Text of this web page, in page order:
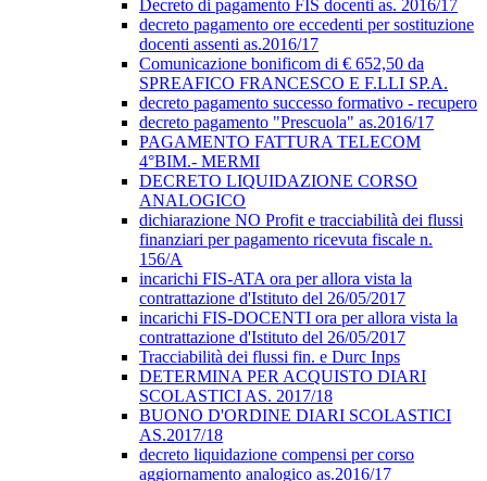
Decreto di pagamento FIS docenti as. 2016/17
decreto pagamento ore eccedenti per sostituzione
docenti assenti as.2016/17
Comunicazione bonificom di € 652,50 da
SPREAFICO FRANCESCO E F.LLI SP.A.
decreto pagamento successo formativo - recupero
decreto pagamento "Prescuola" as.2016/17
PAGAMENTO FATTURA TELECOM
4°BIM.- MERMI
DECRETO LIQUIDAZIONE CORSO
ANALOGICO
dichiarazione NO Profit e tracciabilità dei flussi
finanziari per pagamento ricevuta fiscale n.
156/A
incarichi FIS-ATA ora per allora vista la
contrattazione d'Istituto del 26/05/2017
incarichi FIS-DOCENTI ora per allora vista la
contrattazione d'Istituto del 26/05/2017
Tracciabilità dei flussi fin. e Durc Inps
DETERMINA PER ACQUISTO DIARI
SCOLASTICI AS. 2017/18
BUONO D'ORDINE DIARI SCOLASTICI
AS.2017/18
decreto liquidazione compensi per corso
aggiornamento analogico as.2016/17